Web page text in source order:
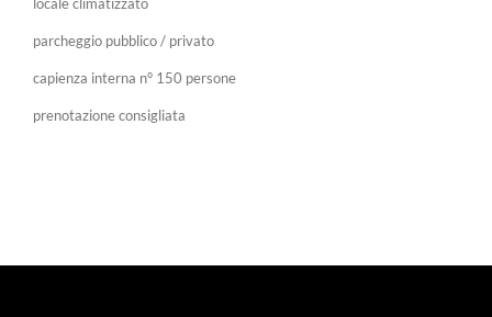
locale climatizzato
parcheggio pubblico / privato
capienza interna n° 150 persone
prenotazione consigliata